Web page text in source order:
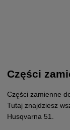
Części
Części zamienne
Tutaj znajdziesz
Husqvarna 51.